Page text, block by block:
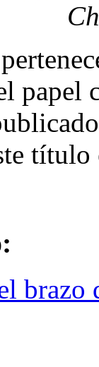
título